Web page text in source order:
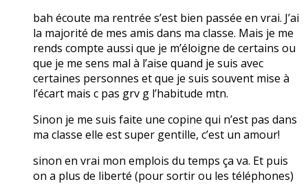
bah écoute ma rentrée s’est bien passée en vrai. J’ai
la majorité de mes amis dans ma classe. Mais je me
rends compte aussi que je m’éloigne de certains ou
que je me sens mal à l’aise quand je suis avec
certaines personnes et que je suis souvent mise à
l’écart mais c pas grv g l’habitude mtn.
Sinon je me suis faite une copine qui n’est pas dans
ma classe elle est super gentille, c’est un amour!
sinon en vrai mon emplois du temps ça va. Et puis
on a plus de liberté (pour sortir ou les téléphones)